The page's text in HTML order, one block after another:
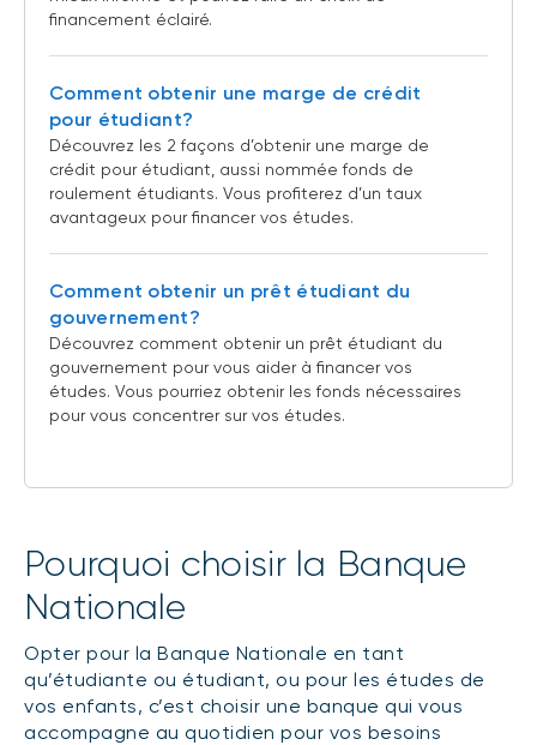
financement éclairé.
Comment obtenir une marge de crédit
pour étudiant?
Découvrez les 2 façons d’obtenir une marge de
crédit pour étudiant, aussi nommée fonds de
roulement étudiants. Vous profiterez d’un taux
avantageux pour financer vos études.
Comment obtenir un prêt étudiant du
gouvernement?
Découvrez comment obtenir un prêt étudiant du
gouvernement pour vous aider à financer vos
études. Vous pourriez obtenir les fonds nécessaires
pour vous concentrer sur vos études.
Pourquoi choisir la Banque
Nationale
Opter pour la Banque Nationale en tant
qu’étudiante ou étudiant, ou pour les études de
vos enfants, c’est choisir une banque qui vous
accompagne au quotidien pour vos besoins